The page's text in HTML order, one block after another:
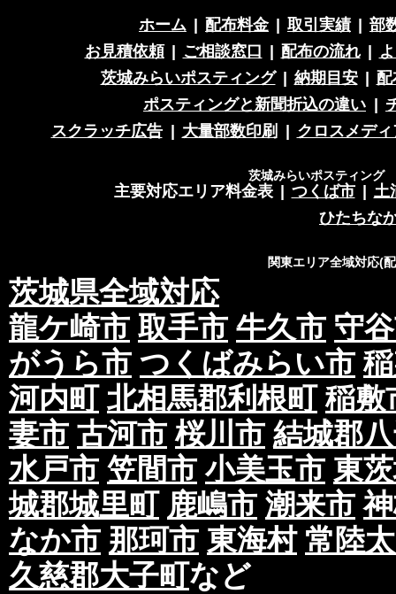
ホーム 配布料金 取引実績
部
お見積依頼
ご相談窓口 配布の流れ
茨城みらいポスティング
納期目安
ポスティングと新聞折込の違い
スクラッチ広告
大量部数印刷 クロスメディ
茨城みらいポスティング
主要対応エリア料金表 つくば市
土
ひたちな
関東エリア全域対応(
茨城県全域対応
龍ケ崎市 取手市 牛久市 守
がうら市 つくばみらい市
河内町 北相馬郡利根町 稲敷
妻市 古河市 桜川市 結城郡
水戸市 笠間市 小美玉市 東
城郡城里町 鹿嶋市 潮来市
なか市 那珂市 東海村 常陸
久慈郡大子町など